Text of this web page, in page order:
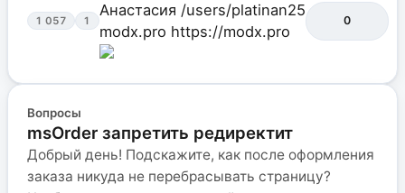
1 057 1
Анастасия /users/platinan25
modx.pro https://modx.pro
0
Вопросы
msOrder запретить редиректит
Добрый день! Подскажите, как после оформления
заказа никуда не перебрасывать страницу?